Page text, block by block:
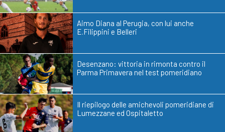
Aimo Diana al Perugia, con lui anche
E.Filippini e Belleri
Desenzano: vittoria in rimonta contro il
Parma Primavera nel test pomeridiano
Il riepilogo delle amichevoli pomeridiane di
Lumezzane ed Ospitaletto